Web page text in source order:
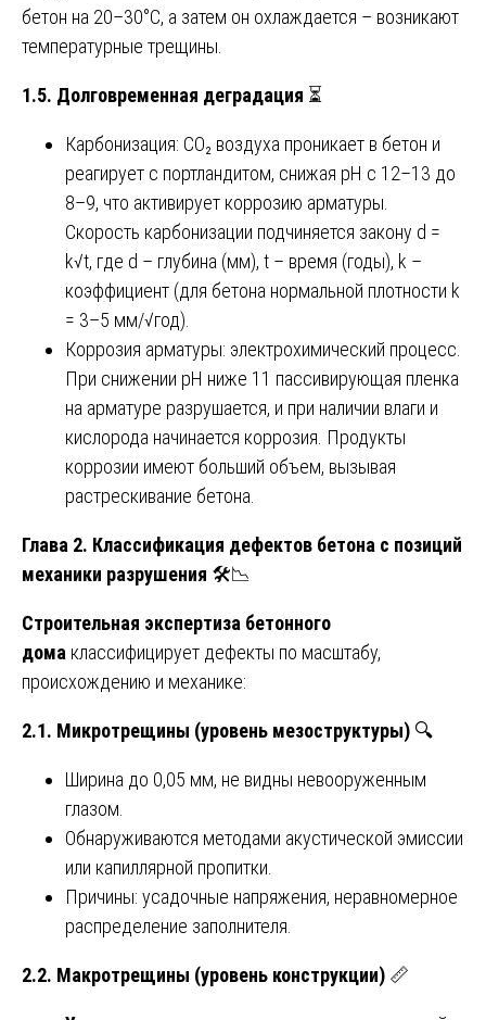
бетон на 20–30°C, а затем он охлаждается – возникают
температурные трещины.
1.5. Долговременная деградация ⏳
Карбонизация: CO₂ воздуха проникает в бетон и
реагирует с портландитом, снижая pH с 12–13 до
8–9, что активирует коррозию арматуры.
Скорость карбонизации подчиняется закону d =
k√t, где d – глубина (мм), t – время (годы), k –
коэффициент (для бетона нормальной плотности k
= 3–5 мм/√год).
Коррозия арматуры: электрохимический процесс.
При снижении pH ниже 11 пассивирующая пленка
на арматуре разрушается, и при наличии влаги и
кислорода начинается коррозия. Продукты
коррозии имеют больший объем, вызывая
растрескивание бетона.
Глава 2. Классификация дефектов бетона с позиций
механики разрушения 🛠️📉
Строительная экспертиза бетонного
дома классифицирует дефекты по масштабу,
происхождению и механике:
2.1. Микротрещины (уровень мезоструктуры) 🔍
Ширина до 0,05 мм, не видны невооруженным
глазом.
Обнаруживаются методами акустической эмиссии
или капиллярной пропитки.
Причины: усадочные напряжения, неравномерное
распределение заполнителя.
2.2. Макротрещины (уровень конструкции) 📏